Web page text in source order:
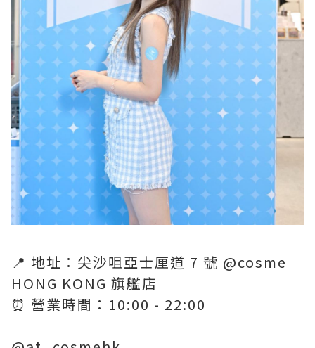
📍 地址：尖沙咀亞士厘道 7 號 @cosme
HONG KONG 旗艦店
⏰ 營業時間：10:00 - 22:00